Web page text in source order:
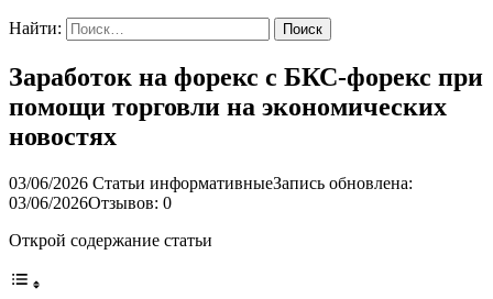
Найти:
Заработок на форекс с БКС-форекс при
помощи торговли на экономических
новостях
03/06/2026 Статьи информативныеЗапись обновлена:
03/06/2026Отзывов: 0
Открой содержание статьи